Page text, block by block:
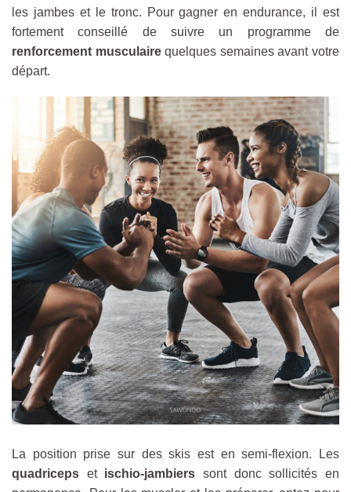
les jambes et le tronc. Pour gagner en endurance, il est
fortement conseillé de suivre un programme de
renforcement musculairequelques semaines avant votre
départ.
La position prise sur des skis est en semi-flexion. Les
quadriceps et ischio-jambiers sont donc sollicités en